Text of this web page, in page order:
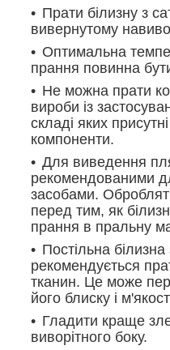
Прати білизну з
вивернутому
Оптимальна
прання повинна
Не можна прати
вироби із
складі яких
компоненти.
Для виведення
рекомендованими
засобами.
перед тим, як
прання в пральну
Постільна
рекомендується
тканин. Це може
його блиску і
Гладити краще
виворітного боку.